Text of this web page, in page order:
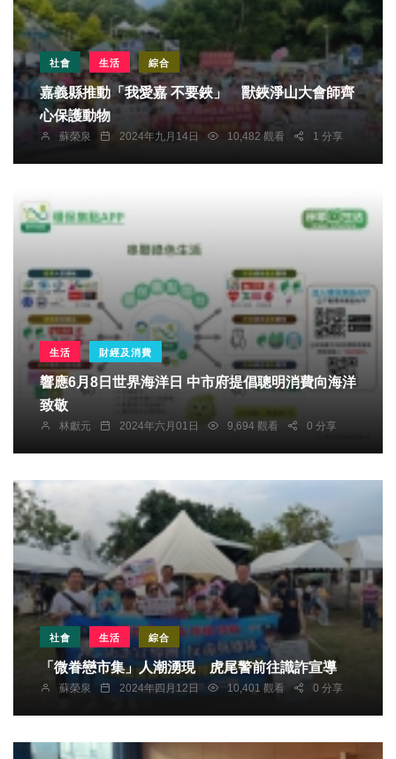
社會 生活 綜合
嘉義縣推動「我愛嘉 不要鋏」 獸鋏淨山大會師齊
心保護動物
蘇榮泉 2024年九月14日 10,482 觀看 1 分享
生活 財經及消費
響應6月8日世界海洋日 中市府提倡聰明消費向海洋
致敬
林獻元 2024年六月01日 9,694 觀看 0 分享
社會 生活 綜合
「微眷戀市集」人潮湧現 虎尾警前往識詐宣導
蘇榮泉 2024年四月12日 10,401 觀看 0 分享